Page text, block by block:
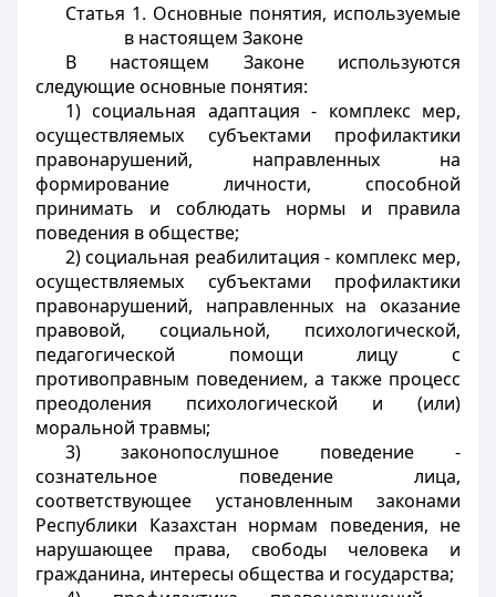
Статья 1. Основные понятия, используемые
в настоящем Законе
В настоящем Законе используются
следующие основные понятия:
1) социальная адаптация - комплекс мер,
осуществляемых субъектами профилактики
правонарушений, направленных на
формирование личности, способной
принимать и соблюдать нормы и правила
поведения в обществе;
2) социальная реабилитация - комплекс мер,
осуществляемых субъектами профилактики
правонарушений, направленных на оказание
правовой, социальной, психологической,
педагогической помощи лицу с
противоправным поведением, а также процесс
преодоления психологической и (или)
моральной травмы;
3) законопослушное поведение -
сознательное поведение лица,
соответствующее установленным законами
Республики Казахстан нормам поведения, не
нарушающее права, свободы человека и
гражданина, интересы общества и государства;